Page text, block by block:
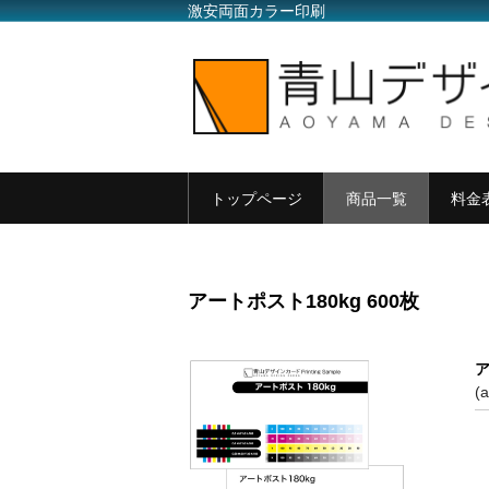
激安両面カラー印刷
トップページ 商品一覧 料金
アートポスト180kg 600枚